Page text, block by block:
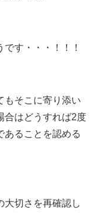
です・・・！！！
もそこに寄り添い
合はどうすれば2度
あることを認める
切さを再確認し